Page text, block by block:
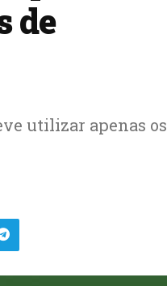
de
utilizar apenas os